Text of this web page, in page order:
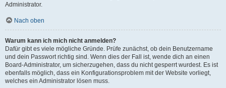
Administrator.
Nach oben
Warum kann ich mich nicht anmelden?
Dafür gibt es viele mögliche Gründe. Prüfe zunächst, ob dein Benutzername
und dein Passwort richtig sind. Wenn dies der Fall ist, wende dich an einen
Board-Administrator, um sicherzugehen, dass du nicht gesperrt wurdest. Es ist
ebenfalls möglich, dass ein Konfigurationsproblem mit der Website vorliegt,
welches ein Administrator lösen muss.